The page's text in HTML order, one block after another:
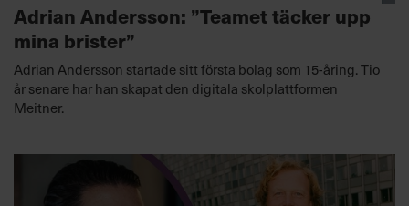
Adrian Andersson: ”Teamet täcker upp
mina brister”
Adrian Andersson startade sitt första bolag som 15-åring. Tio
år senare har han skapat den digitala skolplattformen
Meitner.